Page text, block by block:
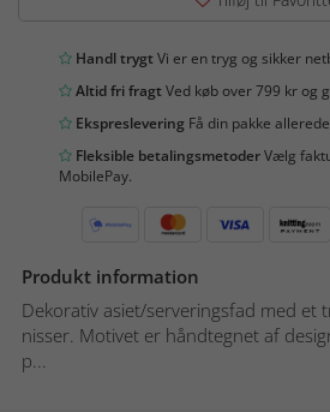
Handl trygtVi er en tryg og sikker
Altid fri fragtVed køb over 799 kr og
Ekspreslevering Få din pakke
Fleksible betalingsmetoderVælg
MobilePay.
Produkt information
Dekorativ asiet/serveringsfad med et
nisser. Motivet er håndtegnet af
p...